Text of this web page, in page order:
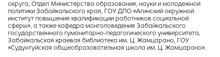
округа, Отдел Министерства образования, науки и молодежной
политики Забайкальского края, ГОУ ДПО «Агинский окружной
институт повышения квалификации работников социальной
сферы», а также кафедра монголоведения Забайкальского
государственного гуманитарно-педагогического университета,
Забайкальская краевая библиотека им. Ц. Жамцарано, ГОУ
«Судунтуйская общеобразовательная школа им. Ц. Жамцарано».